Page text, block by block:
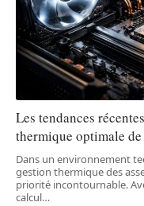
Les tendances
thermique optimale
Dans un environnement
gestion thermique des
priorité incontournable.
calcul…